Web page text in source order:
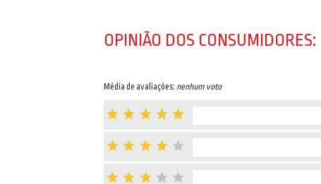
OPINIÃO DOS CONSUMIDORES:
Média de avaliações: nenhum voto